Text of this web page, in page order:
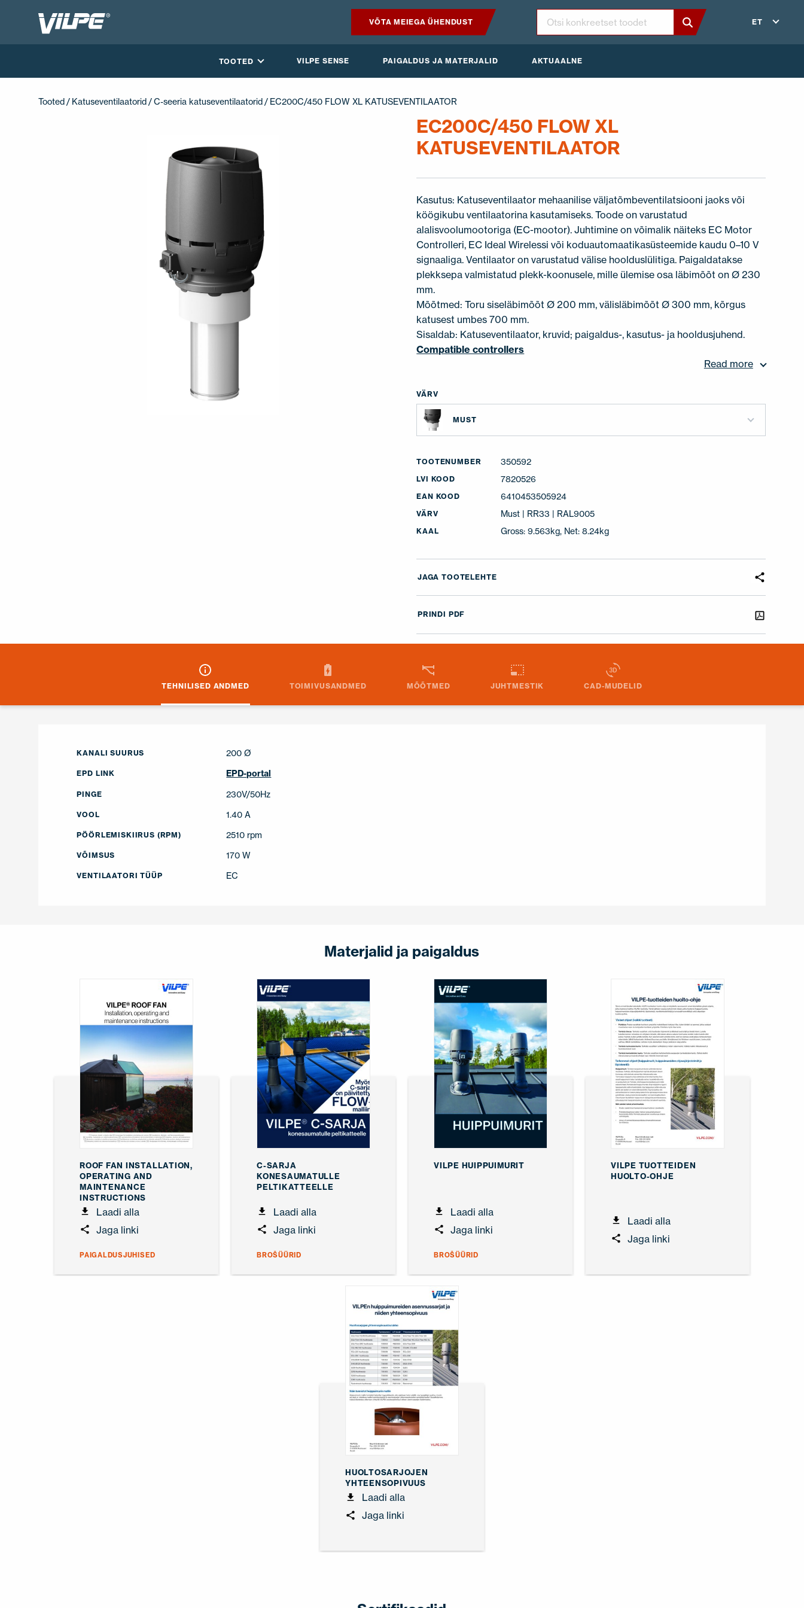
VÕTA MEIEGA ÜHENDUST ET
TOOTED VILPE SENSE PAIGALDUS JA MATERJALID AKTUAALNE
AKTUAALNE
LT
Tooted / Katuseventilaatorid /C-seeria katuseventilaatorid / EC200C/450 FLOW XL KATUSEVENTILAATOR
EC200C/450 FLOW XL
KATUSEVENTILAATOR
Kasutus: Katuseventilaator mehaanilise väljatõmbeventilatsiooni jaoks või
köögikubu ventilaatorina kasutamiseks. Toode on varustatud
alalisvoolumootoriga (EC-mootor). Juhtimine on võimalik näiteks EC Motor
Controlleri, EC Ideal Wirelessi või koduautomaatikasüsteemide kaudu 0–10 V
signaaliga. Ventilaator on varustatud välise hoolduslülitiga. Paigaldatakse
plekksepa valmistatud plekk-koonusele, mille ülemise osa läbimõõt on Ø 230
mm.
Mõõtmed: Toru siseläbimõõt Ø 200 mm, välisläbimõõt Ø 300 mm, kõrgus
katusest umbes 700 mm.
Sisaldab: Katuseventilaator, kruvid; paigaldus-, kasutus- ja hooldusjuhend.
Compatible controllers
Read more
VÄRV
MUST
TOOTENUMBER 350592
LVI KOOD 7820526
EAN KOOD 6410453505924
VÄRV Must | RR33 | RAL9005
KAAL Gross: 9.563kg, Net: 8.24kg
JAGA TOOTELEHTE
PRINDI PDF
TEHNILISED ANDMED TOIMIVUSANDMED MÕÕTMED JUHTMESTIK CAD-MUDELID
KANALI SUURUS 200 Ø
EPD LINK EPD-portal
PINGE 230V/50Hz
VOOL 1.40 A
PÖÖRLEMISKIIRUS (RPM) 2510 rpm
VÕIMSUS 170 W
VENTILAATORI TÜÜP EC
Materjalid ja paigaldus
ROOF FAN INSTALLATION,
OPERATING AND
MAINTENANCE
INSTRUCTIONS
Laadi alla
Jaga linki
PAIGALDUSJUHISED
C-SARJA
KONESAUMATULLE
PELTIKATTEELLE
Laadi alla
Jaga linki
BROŠÜÜRID
VILPE HUIPPUIMURIT
Laadi alla
Jaga linki
BROŠÜÜRID
VILPE TUOTTEIDEN
HUOLTO-OHJE
Laadi alla
Jaga linki
HUOLTOSARJOJEN
YHTEENSOPIVUUS
Laadi alla
Jaga linki